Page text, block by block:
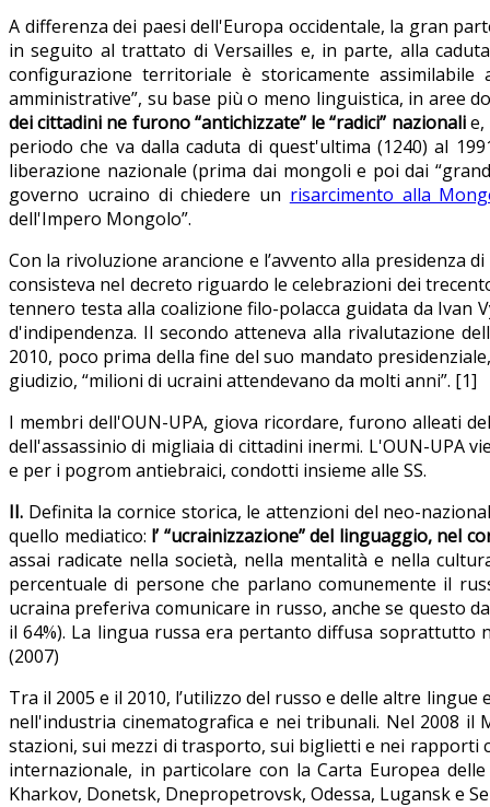
A differenza dei paesi dell'Europa occidentale, la gran
in seguito al trattato di Versailles e, in parte, alla
configurazione territoriale è storicamente
amministrative”, su base più o meno linguistica, in aree
dei cittadini ne furono “antichizzate” le “radici” nazionalie,
periodo che va dalla caduta di quest'ultima (1240) al
liberazione nazionale (prima dai mongoli e poi dai
governo ucraino di chiedere un risarcimento alla
dell'Impero Mongolo”.
Con la rivoluzione arancione e l’avvento alla presidenza
consisteva nel decreto riguardo le celebrazioni dei
tennero testa alla coalizione filo-polacca guidata da Ivan
d'indipendenza. Il secondo atteneva alla rivalutazione
2010, poco prima della fine del suo mandato
giudizio, “milioni di ucraini attendevano da molti anni”. [1]
I membri dell'OUN-UPA, giova ricordare, furono alleati
dell'assassinio di migliaia di cittadini inermi. L'OUN-UPA
e per i pogrom antiebraici, condotti insieme alle SS.
II. Definita la cornice storica, le attenzioni del neo-
quello mediatico: l’ “ucrainizzazione” del linguaggio, nel
assai radicate nella società, nella mentalità e nella
percentuale di persone che parlano comunemente il
ucraina preferiva comunicare in russo, anche se questo
il 64%). La lingua russa era pertanto diffusa soprattutto
(2007)
Tra il 2005 e il 2010, l’utilizzo del russo e delle altre
nell'industria cinematografica e nei tribunali. Nel 2008
stazioni, sui mezzi di trasporto, sui biglietti e nei
internazionale, in particolare con la Carta Europea
Kharkov, Donetsk, Dnepropetrovsk, Odessa, Lugansk e